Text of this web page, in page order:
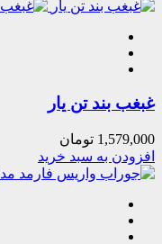
غبغب بند تن یار
1,579,000 تومان
افزودن به سبد خرید